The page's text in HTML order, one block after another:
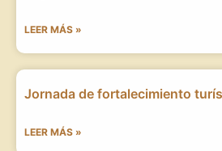
LEER MÁS »
Jornada de fortalecimiento
LEER MÁS »